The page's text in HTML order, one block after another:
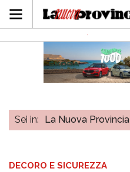
Sei in: La Nuova Provincia
DECORO E SICUREZZA